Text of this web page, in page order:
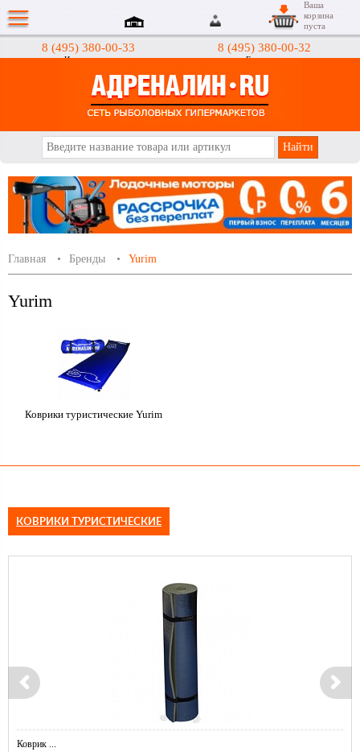
8 (495) 380-00-33
Интернет-магазин
8 (495) 380-00-32
Гипермаркеты
Ваша
корзина
пуста
Главная Бренды Yurim
Yurim
Коврики туристические Yurim
КОВРИКИ ТУРИСТИЧЕСКИЕ
Коврик ...